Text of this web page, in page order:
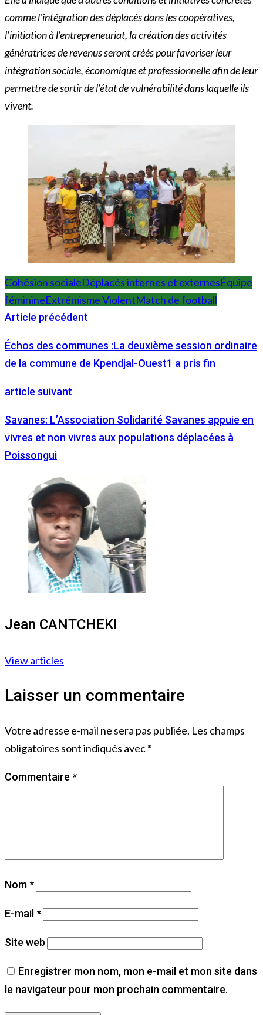
comme l’intégration des déplacés dans les coopératives,
l’initiation à l’entrepreneuriat, la création des activités
génératrices de revenus seront créés pour favoriser leur
intégration sociale, économique et professionnelle afin de leur
permettre de sortir de l’état de vulnérabilité dans laquelle ils
vivent.
Cohésion socialeDéplacés internes et externesÉquipe
féminineExtrémisme ViolentMatch de football
Article précédent
Échos des communes :La deuxième session ordinaire
de la commune de Kpendjal-Ouest1 a pris fin
article suivant
Savanes: L’Association Solidarité Savanes appuie en
vivres et non vivres aux populations déplacées à
Poissongui
Jean CANTCHEKI
View articles
Laisser un commentaire
Votre adresse e-mail ne sera pas publiée. Les champs
obligatoires sont indiqués avec*
Commentaire *
Nom*
E-mail *
Site web
Enregistrer mon nom, mon e-mail et mon site dans
le navigateur pour mon prochain commentaire.